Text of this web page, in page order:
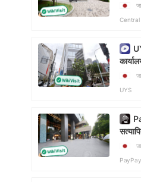
Central
UYS
सत्यापित: परिचालन